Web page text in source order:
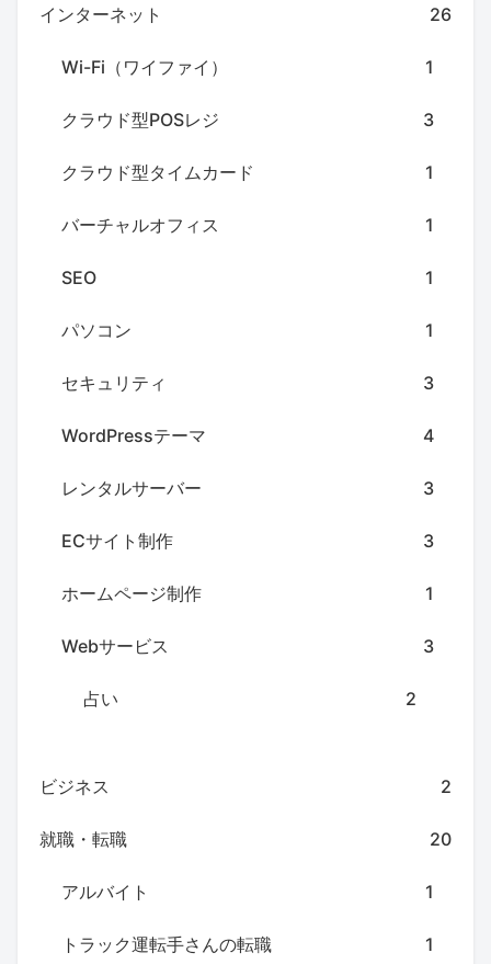
インターネット 26
Wi-Fi（ワイファイ） 1
クラウド型POSレジ 3
クラウド型タイムカード 1
バーチャルオフィス 1
SEO 1
パソコン 1
セキュリティ 3
WordPressテーマ 4
レンタルサーバー 3
ECサイト制作 3
ホームページ制作 1
Webサービス 3
占い 2
ビジネス 2
就職・転職 20
アルバイト 1
トラック運転手さんの転職 1